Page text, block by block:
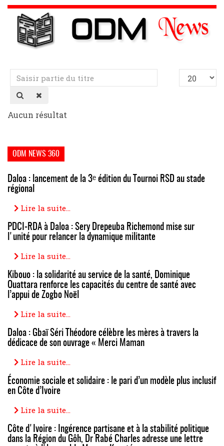
Saisir
partie
du
Afficher
#
Aucun résultat
ODM NEWS 360
Daloa : lancement de la 3ᵉ édition du Tournoi RSD au stade
régional
Lire la suite...
PDCI-RDA à Daloa : Sery Drepeuba Richemond mise sur
l'unité pour relancer la dynamique militante
Lire la suite...
Kibouo : la solidarité au service de la santé, Dominique
Ouattara renforce les capacités du centre de santé avec
l’appui de Zogbo Noël
Lire la suite...
Daloa : Gbaï Séri Théodore célèbre les mères à travers la
dédicace de son ouvrage « Merci Maman
Lire la suite...
Économie sociale et solidaire : le pari d’un modèle plus inclusif
en Côte d’Ivoire
Lire la suite...
Côte d'Ivoire : Ingérence partisane et à la stabilité politique
dans la Région du Gôh, Dr Rabé Charles adresse une lettre